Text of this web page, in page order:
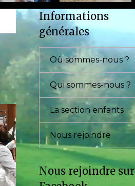
Informations
générales
Où sommes-nous ?
Qui sommes-nous ?
La section enfants
Nous rejoindre
Nous rejoindre sur